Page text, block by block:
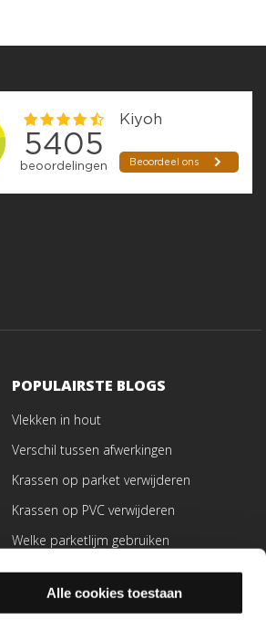
Alle cookies toestaan
POPULAIRSTE BLOGS
Vlekken in hout
Verschil tussen afwerkingen
Krassen op parket verwijderen
Krassen op PVC verwijderen
Welke parketlijm gebruiken